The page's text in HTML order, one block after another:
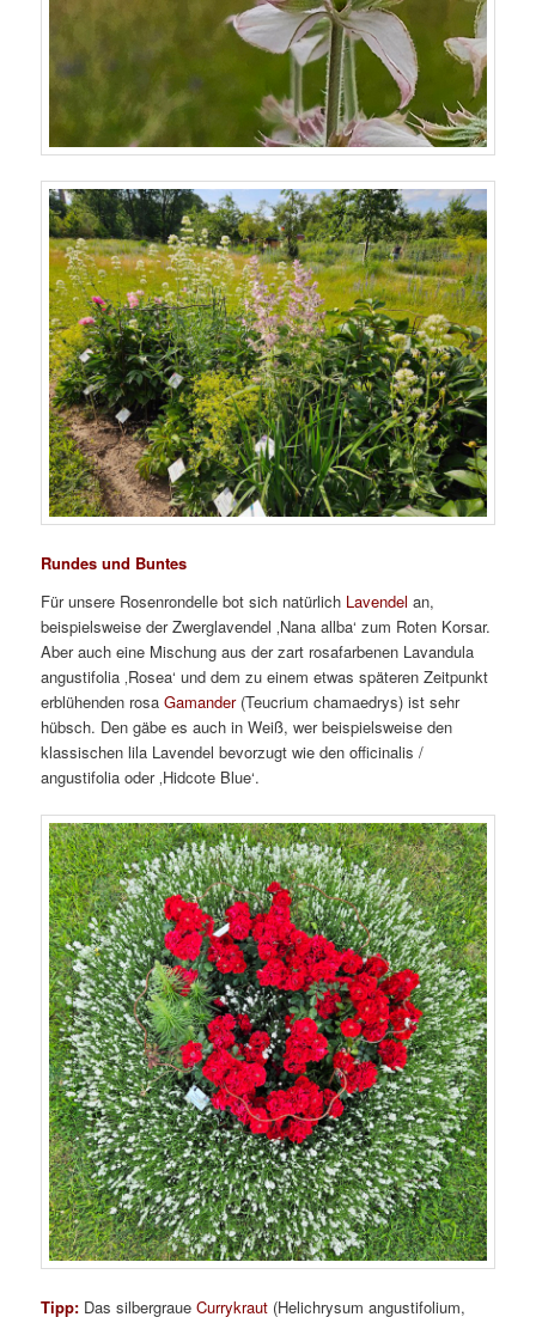
Rundes und Buntes
Für unsere Rosenrondelle bot sich natürlich Lavendel an,
beispielsweise der Zwerglavendel ‚Nana allba‘ zum Roten Korsar.
Aber auch eine Mischung aus der zart rosafarbenen Lavandula
angustifolia ‚Rosea‘ und dem zu einem etwas späteren Zeitpunkt
erblühenden rosaGamander(Teucrium chamaedrys) ist sehr
hübsch. Den gäbe es auch in Weiß, wer beispielsweise den
klassischen lila Lavendel bevorzugt wie den officinalis /
angustifolia oder ‚Hidcote Blue‘.
Tipp: Das silbergraueCurrykraut (Helichrysum angustifolium,